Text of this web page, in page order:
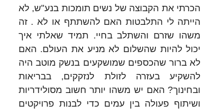
הכרתי את הקבוצה של נשים תומכות בנע"ש, לא
הייתה לי התלבטות האם להשתתף או לא . זה
משהו שזרם והשתלב בחיי. תמיד שאלתי איך
יכול להיות שהשלום לא מניע את העולם. האם
לא ברור שהכספים שמושקעים בנשק מוטב היה
להשקיע בעזרה לזולת לנזקקים, בבריאות
ובחינוך? האם יש משהו יותר חשוב מסולידריות
ושיתוף פעולה בין עמים כדי לבנות פרויקטים